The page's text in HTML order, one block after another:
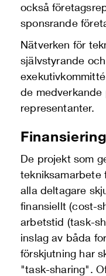
också
sponsrande
Nätverken för
självstyrande
de medverkande
representanter.
De projekt som
tekniksamarbete
alla deltagare
finansiellt (cost-
arbetstid (task-
inslag av båda
förskjutning har
"task-sharing".